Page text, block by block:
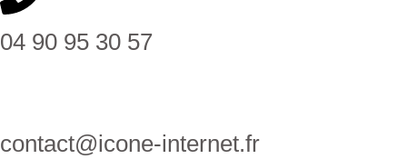
04 90 95 30 57
contact@icone-internet.fr